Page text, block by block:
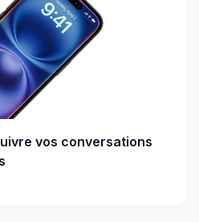
vos conversations